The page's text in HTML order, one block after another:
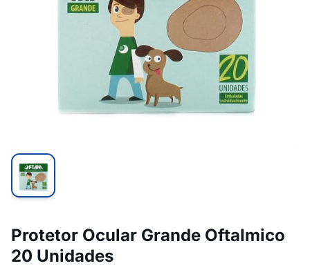
Protetor Ocular Grande Oftalmico
20 Unidades